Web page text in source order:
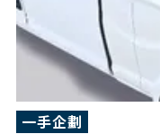
一手企劃